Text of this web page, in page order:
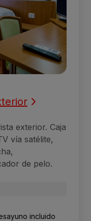
exterior. Caja
vía satélite,
de pelo.
incluido